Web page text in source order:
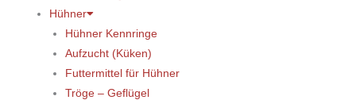
Hühner
Hühner Kennringe
Aufzucht (Küken)
Futtermittel für Hühner
Tröge – Geflügel